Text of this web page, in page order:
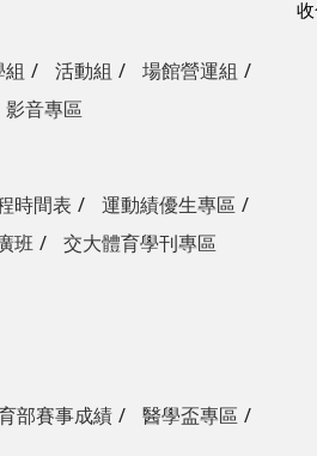
活動組
場館營運組
影音專區
時間表
運動績優生專區
班 交大體育學刊專區
部賽事成績
醫學盃專區